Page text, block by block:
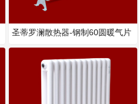
圣蒂罗澜散热器-钢制60圆暖气片